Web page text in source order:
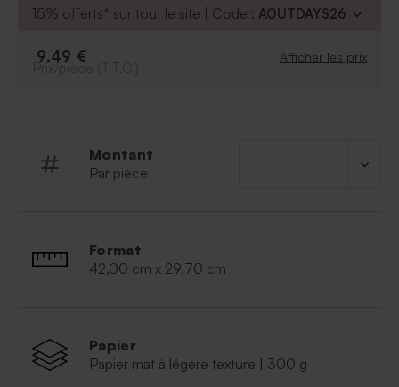
beau souvenir.
15% offerts* sur tout le site | Code : AOUTDAYS26
9,49 € Afficher les prix
Montant
Par pièce
Format
42,00 cm x 29,70 cm
Papier
Papier mat à légère texture | 300 g